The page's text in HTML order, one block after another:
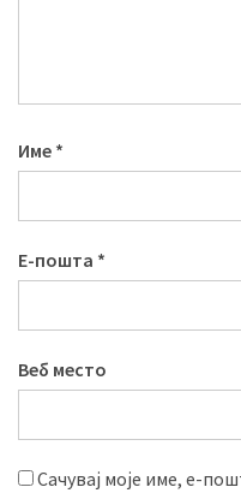
Име *
Е-пошта *
Веб место
Сачувај моје име, е-